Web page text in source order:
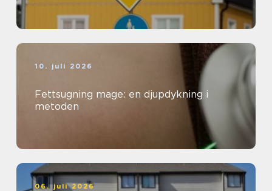
10. juli 2026
Fettsugning mage: en djupdykning i
metoden
06. juli 2026